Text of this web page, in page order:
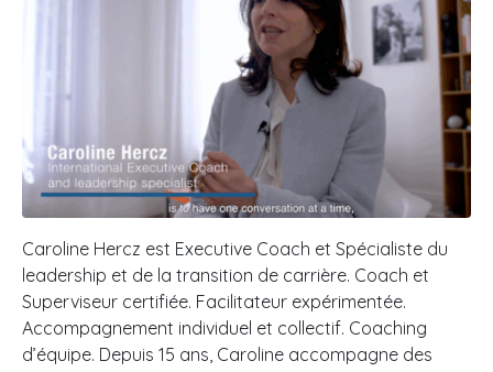
Caroline Hercz est Executive Coach et Spécialiste du
leadership et de la transition de carrière. Coach et
Superviseur certifiée. Facilitateur expérimentée.
Accompagnement individuel et collectif. Coaching
d’équipe. Depuis 15 ans, Caroline accompagne des